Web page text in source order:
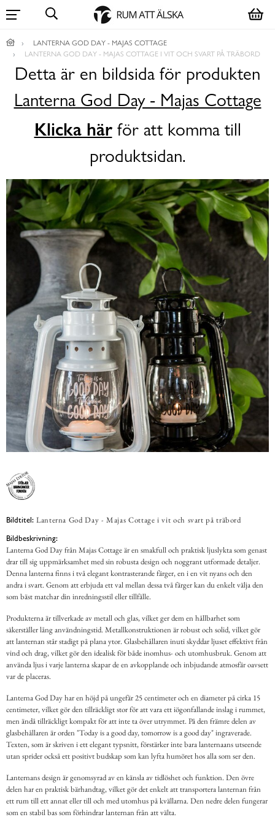
LANTERNA GOD DAY - MAJAS COTTAGE
LANTERNA GOD DAY - MAJAS COTTAGE I VIT OCH SVART PÅ TRÄBORD
Detta är en bildsida för produkten
Lanterna God Day - Majas Cottage
Klicka härför att komma till
produktsidan.
Bildtitel: Lanterna God Day - Majas Cottage i vit och svart på träbord
Bildbeskrivning:
Lanterna God Day från Majas Cottage är en smakfull och praktisk ljuslykta som genast
drar till sig uppmärksamhet med sin robusta design och noggrant utformade detaljer.
Denna lanterna finns i två elegant kontrasterande färger, en i en vit nyans och den
andra i svart. Genom att erbjuda ett val mellan dessa två färger kan du enkelt välja den
som bäst matchar din inredningsstil eller tillfälle.
Produkterna är tillverkade av metall och glas, vilket ger dem en hållbarhet som
säkerställer lång användningstid. Metallkonstruktionen är robust och solid, vilket gör
att lanternan står stadigt på plana ytor. Glasbehållaren inuti skyddar ljuset effektivt från
vind och drag, vilket gör den idealisk för både inomhus- och utomhusbruk. Genom att
använda ljus i varje lanterna skapar de en avkopplande och inbjudande atmosfär oavsett
var de placeras.
Lanterna God Day har en höjd på ungefär 25 centimeter och en diameter på cirka 15
centimeter, vilket gör den tillräckligt stor för att vara ett iögonfallande inslag i rummet,
men ändå tillräckligt kompakt för att inte ta över utrymmet. På den främre delen av
glasbehållaren är orden "Today is a good day, tomorrow is a good day" ingraverade.
Texten, som är skriven i ett elegant typsnitt, förstärker inte bara lanternaans utseende
utan sprider också ett positivt budskap som kan lyfta humöret hos alla som ser den.
Lanternans design är genomsyrad av en känsla av tidlöshet och funktion. Den övre
delen har en praktisk bärhandtag, vilket gör det enkelt att transportera lanternan från
ett rum till ett annat eller till och med utomhus på kvällarna. Den nedre delen fungerar
som en stabil bas som förhindrar lanternan från att välta.